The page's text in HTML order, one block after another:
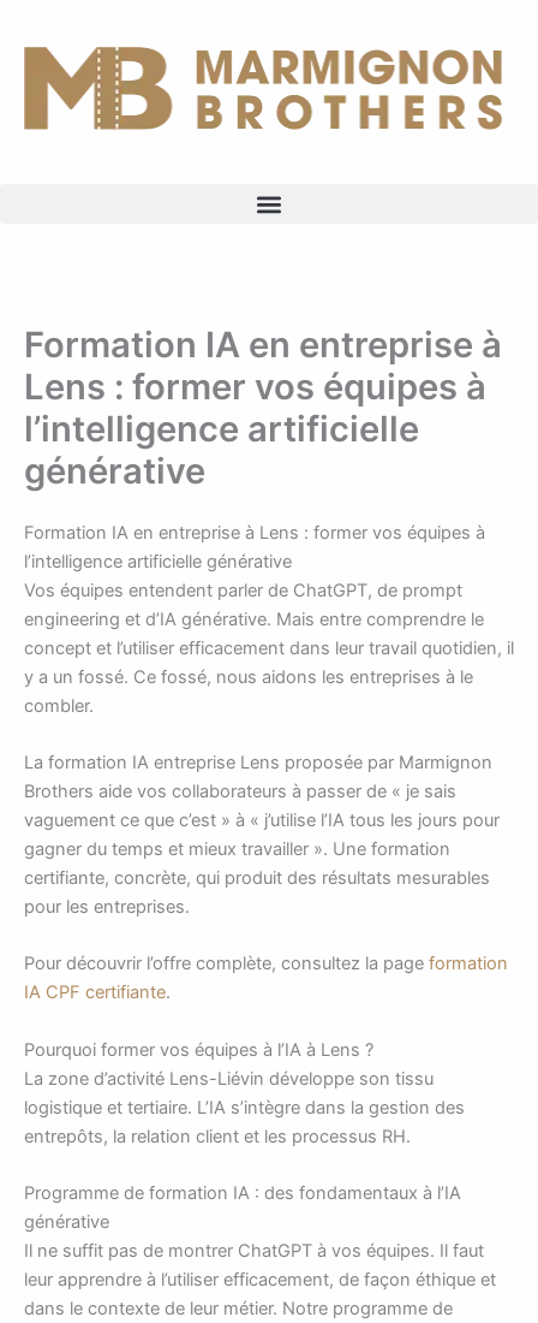
contenu
Formation IA en entreprise à
Lens : former vos équipes à
l’intelligence artificielle
générative
Formation IA en entreprise à Lens : former vos équipes à
l’intelligence artificielle générative
Vos équipes entendent parler de ChatGPT, de prompt
engineering et d’IA générative. Mais entre comprendre le
concept et l’utiliser efficacement dans leur travail quotidien, il
y a un fossé. Ce fossé, nous aidons les entreprises à le
combler.
La formation IA entreprise Lens proposée par Marmignon
Brothers aide vos collaborateurs à passer de « je sais
vaguement ce que c’est » à « j’utilise l’IA tous les jours pour
gagner du temps et mieux travailler ». Une formation
certifiante, concrète, qui produit des résultats mesurables
pour les entreprises.
Pour découvrir l’offre complète, consultez la page formation
IA CPF certifiante.
Pourquoi former vos équipes à l’IA à Lens ?
La zone d’activité Lens-Liévin développe son tissu
logistique et tertiaire. L’IA s’intègre dans la gestion des
entrepôts, la relation client et les processus RH.
Programme de formation IA : des fondamentaux à l’IA
générative
Il ne suffit pas de montrer ChatGPT à vos équipes. Il faut
leur apprendre à l’utiliser efficacement, de façon éthique et
dans le contexte de leur métier. Notre programme de